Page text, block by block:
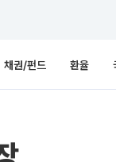
채권/펀드 환율